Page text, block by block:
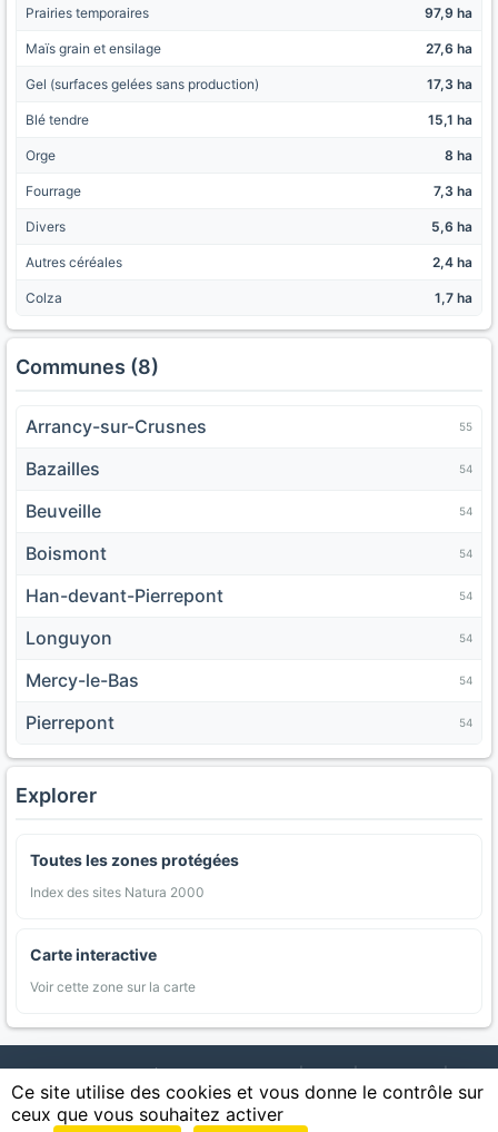
Prairies temporaires 97,9 ha
Maïs grain et ensilage 27,6 ha
Gel (surfaces gelées sans production) 17,3 ha
Blé tendre 15,1 ha
Orge 8 ha
Fourrage 7,3 ha
Divers 5,6 ha
Autres céréales 2,4 ha
Colza 1,7 ha
Communes (8)
Arrancy-sur-Crusnes 55
Bazailles 54
Beuveille 54
Boismont 54
Han-devant-Pierrepont 54
Longuyon 54
Mercy-le-Bas 54
Pierrepont 54
Explorer
Toutes les zones protégées
Index des sites Natura 2000
Carte interactive
Voir cette zone sur la carte
AgriMap — Données agricoles ouvertes | Carte | Communes |
Appellations | Regions | Cultures | Zones protégées | Forets |
Littoral | Espaces naturels | Statistiques
Ce site utilise des cookies et vous donne le contrôle sur
ceux que vous souhaitez activer